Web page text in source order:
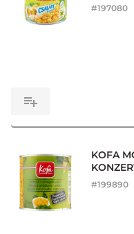
#197080
KOFA
#199890